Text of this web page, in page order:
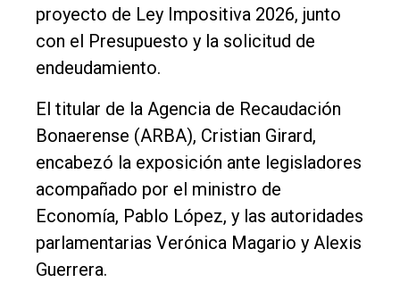
Inicio
Tendencia
General
Política
Cultura
Entrevistas
Rural
proyecto de Ley Impositiva 2026, junto
con el Presupuesto y la solicitud de
endeudamiento.
El titular de la Agencia de Recaudación
Bonaerense (ARBA), Cristian Girard,
encabezó la exposición ante legisladores
acompañado por el ministro de
Economía, Pablo López, y las autoridades
parlamentarias Verónica Magario y Alexis
Guerrera.